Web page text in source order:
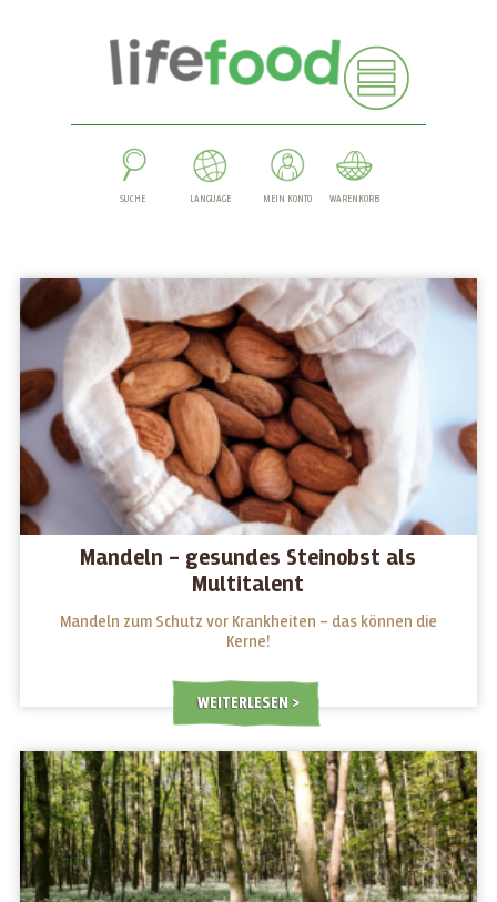
SUCHE LANGUAGE MEIN KONTO WARENKORB
Mandeln – gesundes Steinobst als
Multitalent
Mandeln zum Schutz vor Krankheiten – das können die
Kerne!
WEITERLESEN